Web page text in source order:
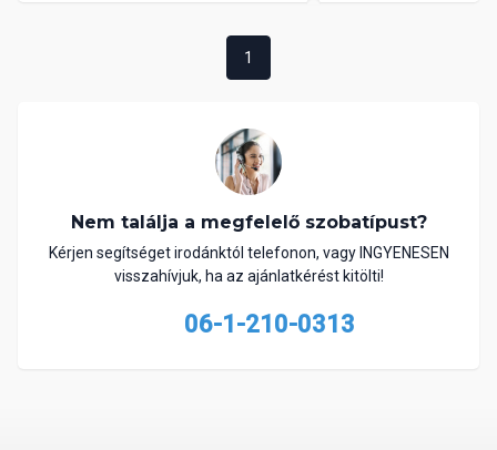
1
Nem találja a megfelelő szobatípust?
Kérjen segítséget irodánktól telefonon, vagy INGYENESEN
visszahívjuk, ha az ajánlatkérést kitölti!
06-1-210-0313